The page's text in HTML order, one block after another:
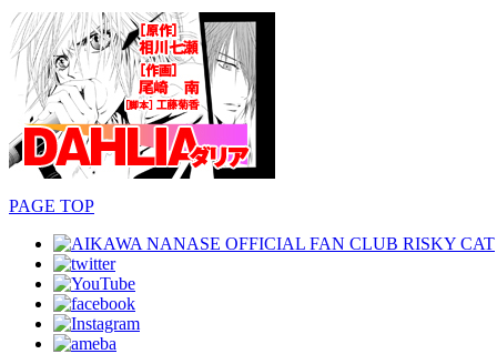
PAGE TOP